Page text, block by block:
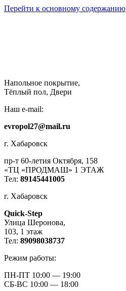
Перейти к основному содержанию
Напольное покрытие,
Тёплый пол, Двери
Наш e-mail:
evropol27@mail.ru
г. Хабаровск
пр-т 60-летия Октября, 158
«ТЦ «ПРОДМАШ» 1 ЭТАЖ
Тел: 89145441005
г. Хабаровск
Quick-Step
​Улица Шеронова,
103, ​1 этаж
Тел: 89098038737
Режим работы:
ПН-ПТ 10:00 — 19:00
СБ-ВС 10:00 — 18:00